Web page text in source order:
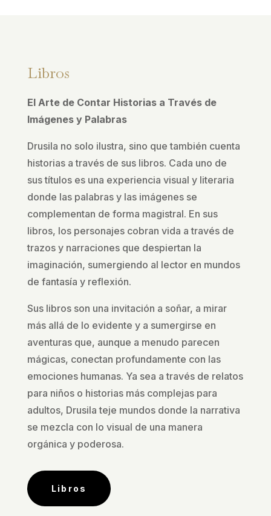
Libros
El Arte de Contar Historias a Través de
Imágenes y Palabras
Drusila no solo ilustra, sino que también cuenta
historias a través de sus libros. Cada uno de
sus títulos es una experiencia visual y literaria
donde las palabras y las imágenes se
complementan de forma magistral. En sus
libros, los personajes cobran vida a través de
trazos y narraciones que despiertan la
imaginación, sumergiendo al lector en mundos
de fantasía y reflexión.
Sus libros son una invitación a soñar, a mirar
más allá de lo evidente y a sumergirse en
aventuras que, aunque a menudo parecen
mágicas, conectan profundamente con las
emociones humanas. Ya sea a través de relatos
para niños o historias más complejas para
adultos, Drusila teje mundos donde la narrativa
se mezcla con lo visual de una manera
orgánica y poderosa.
Libros